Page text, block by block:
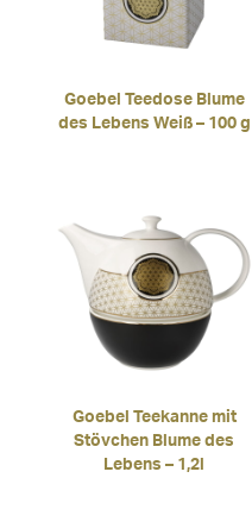
Goebel Teedose Blume
des Lebens Weiß – 100 g
Goebel Teekanne mit
Stövchen Blume des
Lebens – 1,2l